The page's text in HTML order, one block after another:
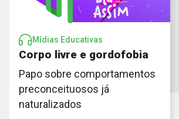
Mídias Educativas
Corpo livre e gordofobia
Papo sobre comportamentos
preconceituosos já
naturalizados